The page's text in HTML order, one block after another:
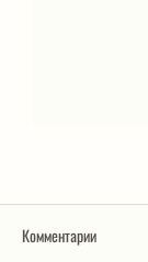
Комментарии